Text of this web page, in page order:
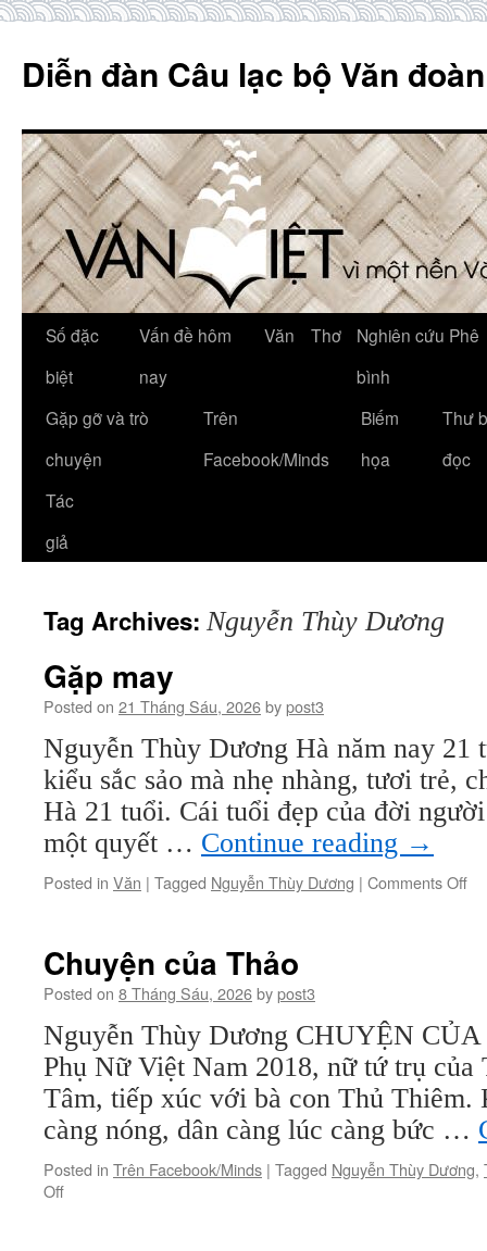
content
Diễn đàn Câu lạc bộ Văn
Số đặc
biệt
Vấn đề hôm
nay
Văn Thơ
Nghiên cứu Phê
bình
Gặp gỡ và trò
chuyện
Trên
Facebook/Minds
Biếm
họa
Thư
đọc
Tác
giả
Tag Archives: Nguyễn Thùy Dương
Gặp may
Posted on 21 Tháng Sáu, 2026bypost3
Nguyễn Thùy Dương Hà năm nay 21
kiểu sắc sảo mà nhẹ nhàng, tươi trẻ,
Hà 21 tuổi. Cái tuổi đẹp của đời
một quyết … Continue reading →
Posted in Văn | Tagged Nguyễn Thùy Dương | Comments Offon
Chuyện của Thảo
Posted on 8 Tháng Sáu, 2026bypost3
Nguyễn Thùy Dương CHUYỆN
Phụ Nữ Việt Nam 2018, nữ tứ trụ của
Tâm, tiếp xúc với bà con Thủ Thiêm.
càng nóng, dân càng lúc càng bức …
Posted in Trên Facebook/Minds | Tagged Nguyễn Thùy Dương,
Offon